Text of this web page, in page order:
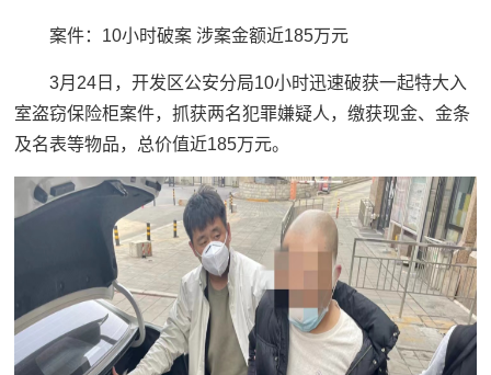
案件： 10小时破案 涉案金额近185万元
3月24日，开发区公安分局10小时迅速破获一起特大入
室盗窃保险柜案件，抓获两名犯罪嫌疑人，缴获现金、金条
及名表等物品，总价值近185万元。